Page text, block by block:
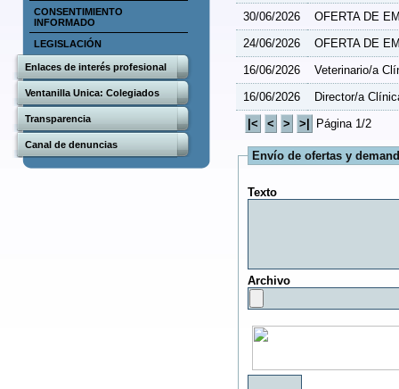
CONSENTIMIENTO
INFORMADO
LEGISLACIÓN
Enlaces de interés profesional
Ventanilla Unica: Colegiados
Transparencia
Canal de denuncias
30/06/2026
OFERTA DE
24/06/2026
OFERTA DE
16/06/2026
Veterinario/a
16/06/2026
Director/a
Página 1/2
Envío de ofertas y
Texto
Archivo